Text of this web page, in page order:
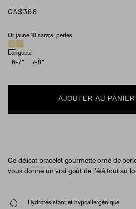
CA$368
Material & Stone Options
Or jaune 10 carats, perles
Longueur
6-7"
7-8"
AJOUTER AU PANIER
Ce délicat bracelet gourmette orné de
vous donne un vrai goût de l'été tout au
Hydrorésistant et hypoallergénique